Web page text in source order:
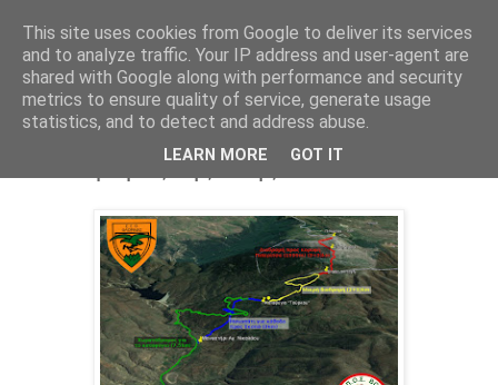
Οι διαδρομές της 77ης Π.Ο.Σ
This site uses cookies from Google to deliver its services
and to analyze traffic. Your IP address and user-agent are
shared with Google along with performance and security
metrics to ensure quality of service, generate usage
statistics, and to detect and address abuse.
LEARN MORE GOT IT